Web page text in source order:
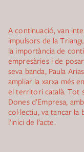
A continuació, van
impulsors de la
la importància de
empresàries i de
seva banda, Paula
ampliar la xarxa més
el territori català. Tot
Dones d’Empresa,
col·lectiu, va tancar la
l’inici de l’acte.